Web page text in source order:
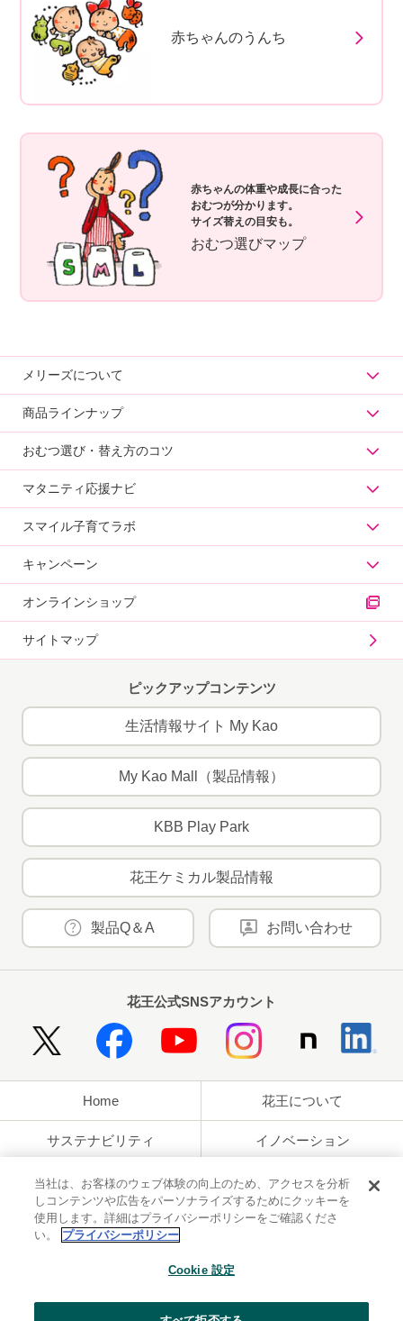
赤ちゃんのうんち
赤ちゃんの体重や成長に合った
おむつが分かります。
サイズ替えの目安も。
おむつ選びマップ
メリーズについて
商品ラインナップ
おむつ選び・替え方のコツ
マタニティ応援ナビ
スマイル子育てラボ
キャンペーン
オンラインショップ
サイトマップ
ピックアップコンテンツ
生活情報サイト My Kao
My Kao Mall（製品情報）
KBB Play Park
花王ケミカル製品情報
製品Q＆A お問い合わせ
花王公式SNSアカウント
Home 花王について
サステナビリティ イノベーション
ブランド 投資家情報
ニュースルーム 採用情報
花王のアクセシビリティ 個人情報保護方針
利用者情報の外部送信 ソーシャルメディアポリシー
当社は、お客様のウェブ体験の向上のため、アクセスを分析
しコンテンツや広告をパーソナライズするためにクッキーを
使用します。詳細はプライバシーポリシーをご確認くださ
い。
プライバシーポリシー
Cookie 設定